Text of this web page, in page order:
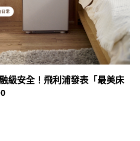
級安全！飛利浦發表「最美床